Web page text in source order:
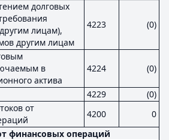
долговых
лицам),
другим лицам
4223 (0)
в
актива
4224 (0)
4229
(0)
от
4200
0
финансовых операций